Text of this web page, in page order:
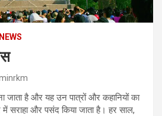
जाता है और यह उन पात्रों और कहानियों का
में सराहा और पसंद किया जाता है। हर साल,